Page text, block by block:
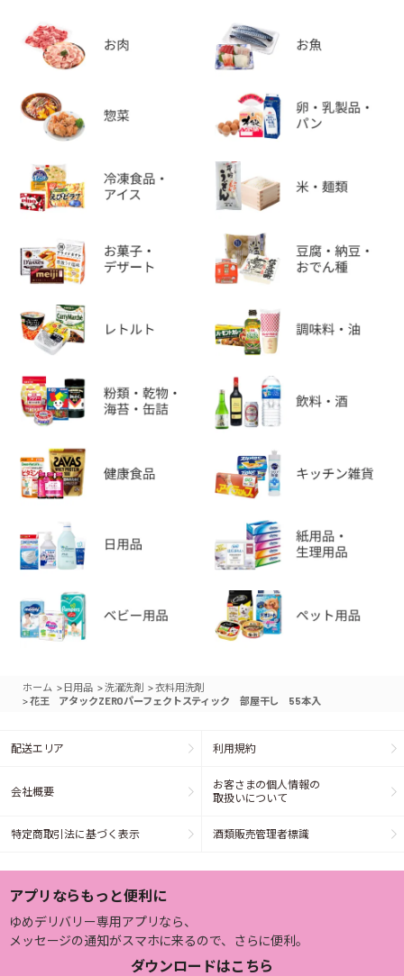
ホーム > 日用品 >洗濯洗剤 >衣料用洗剤
>花王 アタックZEROパーフェクトスティック 部屋干し 55本入
配送エリア 利用規約
会社概要
お客さまの個人情報の
取扱いについて
特定商取引法に基づく表示 酒類販売管理者標識
アプリならもっと便利に
ゆめデリバリー専用アプリなら、
メッセージの通知がスマホに来るので、さらに便利。
ダウンロードはこちら